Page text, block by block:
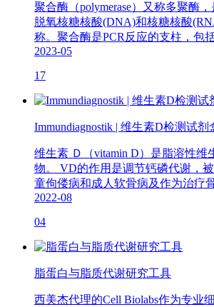
聚合酶（polymerase）又称多聚酶
脱氧核糖核酸(DNA)和核糖核酸
称。聚合酶是PCR反应的支柱，包
2023-05
17
Immundiagnostik | 维生素D检测试剂
维生素 Ｄ（vitamin D）是脂溶性维
物。 VD的作用是调节钙磷代谢，
童佝偻病和成人软骨病及作为治疗
2022-08
04
脂蛋白与脂质代谢研究工具
西美杰代理的Cell Biolabs作为专业